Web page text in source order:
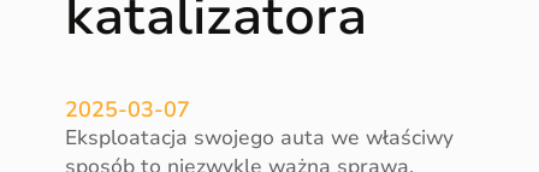
n
a
z
o
katalizatora
2025-03-07
Eksploatacja swojego auta we właściwy